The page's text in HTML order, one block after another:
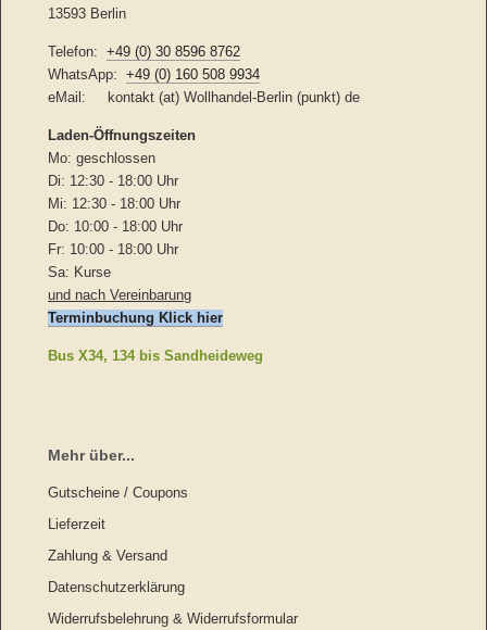
13593 Berlin
Telefon: +49 (0) 30 8596 8762
WhatsApp: +49 (0) 160 508 9934
eMail: kontakt (at) Wollhandel-Berlin (punkt) de
Laden-Öffnungszeiten
Mo: geschlossen
Di: 12:30 - 18:00 Uhr
Mi: 12:30 - 18:00 Uhr
Do: 10:00 - 18:00 Uhr
Fr: 10:00 - 18:00 Uhr
Sa: Kurse
und nach Vereinbarung
Terminbuchung Klick hier
Bus X34, 134 bis Sandheideweg
Mehr über...
Gutscheine / Coupons
Lieferzeit
Zahlung & Versand
Datenschutzerklärung
Widerrufsbelehrung & Widerrufsformular